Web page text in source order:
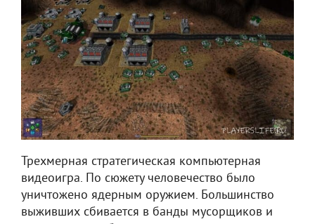
Трехмерная стратегическая компьютерная
видеоигра. По сюжету человечество было
уничтожено ядерным оружием. Большинство
выживших сбивается в банды мусорщиков и